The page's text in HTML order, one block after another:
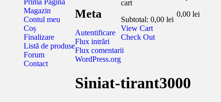
Prima Pagină
Magazin
Contul meu
Coș
Finalizare
Listă de produse
Forum
Contact
0,00 lei
cart
Subtotal: 0,00 lei
View Cart
Check Out
Meta
Autentificare
Flux intrări
Flux comentarii
WordPress.org
Siniat-tirant3000